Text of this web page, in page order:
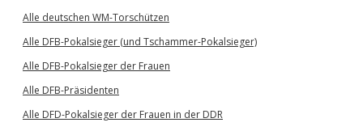
Alle deutschen WM-Torschützen
Alle DFB-Pokalsieger (und Tschammer-Pokalsieger)
Alle DFB-Pokalsieger der Frauen
Alle DFB-Präsidenten
Alle DFD-Pokalsieger der Frauen in der DDR